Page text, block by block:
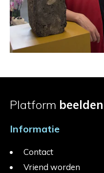
Platform
Informatie
Contact
Vriend worden